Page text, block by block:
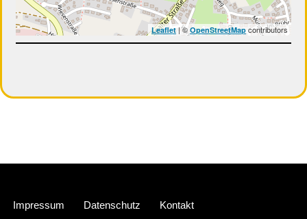
Leaflet| © OpenStreetMapcontributors
Impressum Datenschutz Kontakt